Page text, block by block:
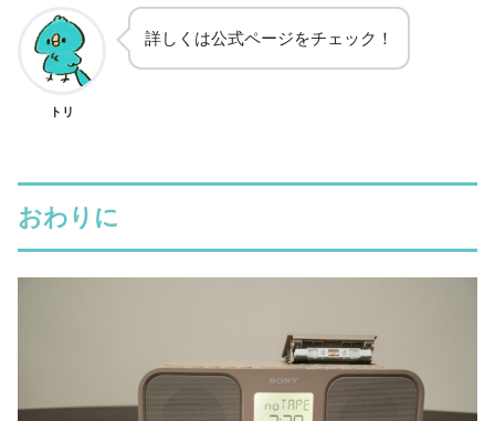
トリ
詳しくは公式ページをチェック！
おわりに